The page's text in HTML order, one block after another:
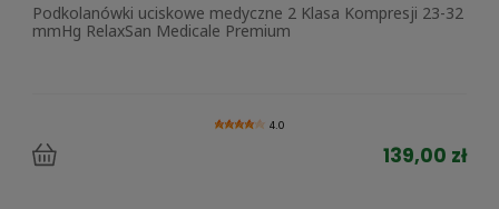
Podkolanówki uciskowe medyczne 2 Klasa Kompresji 23-32
mmHg RelaxSan Medicale Premium
4.0
139,00 zł